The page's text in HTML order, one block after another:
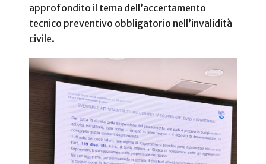
approfondito il tema dell’accertamento
tecnico preventivo obbligatorio nell’invalidità
civile.